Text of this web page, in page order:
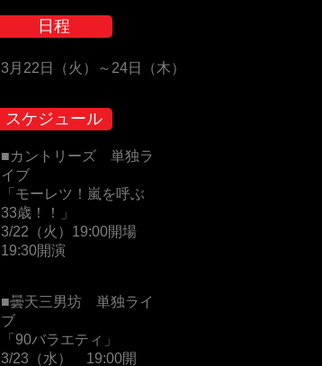
日程
3月22日（火）～24日（木）
スケジュール
■カントリーズ 単独ラ
イブ
「モーレツ！嵐を呼ぶ
33歳！！」
3/22（火）19:00開場
19:30開演
■曇天三男坊 単独ライ
ブ
「90バラエティ」
3/23（水） 19:00開